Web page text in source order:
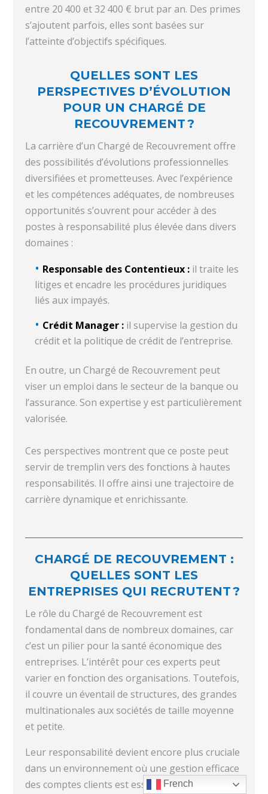
entre 20 400 et 32 400 € brut par an. Des primes
s’ajoutent parfois, elles sont basées sur
l’atteinte d’objectifs spécifiques.
QUELLES SONT LES
PERSPECTIVES D’ÉVOLUTION
POUR UN CHARGÉ DE
RECOUVREMENT ?
La carrière d’un Chargé de Recouvrement offre
des possibilités d’évolutions professionnelles
diversifiées et prometteuses. Avec l’expérience
et les compétences adéquates, de nombreuses
opportunités s’ouvrent pour accéder à des
postes à responsabilité plus élevée dans divers
domaines :
Responsable des Contentieux : il traite les
litiges et encadre les procédures juridiques
liés aux impayés.
Crédit Manager : il supervise la gestion du
crédit et la politique de crédit de l’entreprise.
En outre, un Chargé de Recouvrement peut
viser un emploi dans le secteur de la banque ou
l’assurance. Son expertise y est particulièrement
valorisée.
Ces perspectives montrent que ce poste peut
servir de tremplin vers des fonctions à hautes
responsabilités. Il offre ainsi une trajectoire de
carrière dynamique et enrichissante.
CHARGÉ DE RECOUVREMENT :
QUELLES SONT LES
ENTREPRISES QUI RECRUTENT ?
Le rôle du Chargé de Recouvrement est
fondamental dans de nombreux domaines, car
c’est un pilier pour la santé économique des
entreprises. L’intérêt pour ces experts peut
varier en fonction des organisations. Toutefois,
il couvre un éventail de structures, des grandes
multinationales aux sociétés de taille moyenne
et petite.
Leur responsabilité devient encore plus cruciale
dans un environnement où une gestion efficace
des comptes clients est essentielle. Voici un
French